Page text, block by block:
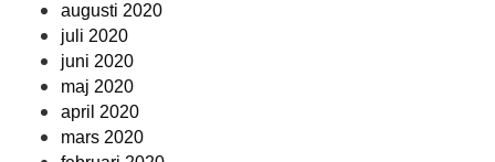
augusti 2020
juli 2020
juni 2020
maj 2020
april 2020
mars 2020